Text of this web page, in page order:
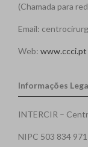
(Chamada para
Email:
Web: www.ccci.pt
Informações
INTERCIR –
NIPC 503 834